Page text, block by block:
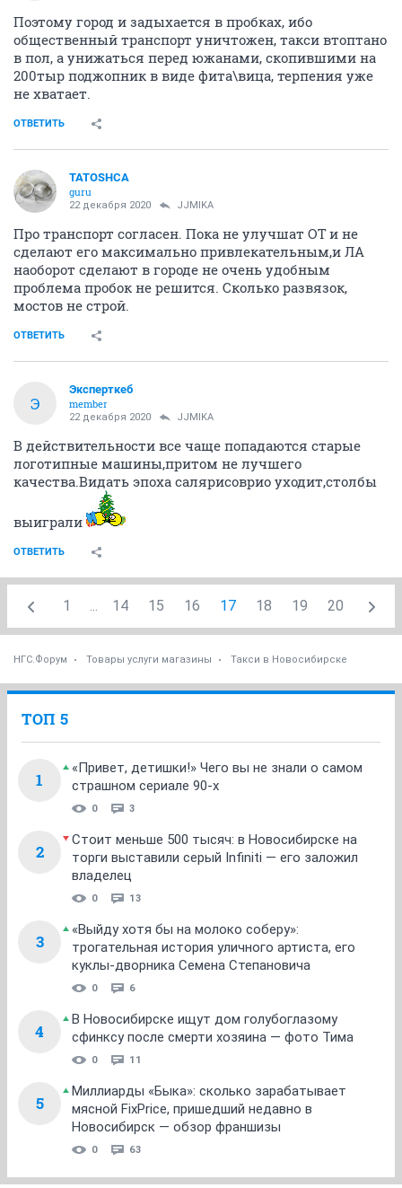
Поэтому город и задыхается в пробках, ибо
общественный транспорт уничтожен, такси втоптано
в пол, а унижаться перед южанами, скопившими на
200тыр поджопник в виде фита\вица, терпения уже
не хватает.
ОТВЕТИТЬ
TATOSHCA
guru
22 декабря 2020 JJMIKA
Про транспорт согласен. Пока не улучшат ОТ и не
сделают его максимально привлекательным,и ЛА
наоборот сделают в городе не очень удобным
проблема пробок не решится. Сколько развязок,
мостов не строй.
ОТВЕТИТЬ
Э
Эксперткеб
member
22 декабря 2020 JJMIKA
В действительности все чаще попадаются старые
логотипные машины,притом не лучшего
качества.Видать эпоха салярисоврио уходит,столбы
выиграли
ОТВЕТИТЬ
1 ... 14 15 16 17 18 19 20
НГС.Форум Товары услуги магазины Такси в Новосибирске
ТОП 5
1
«Привет, детишки!» Чего вы не знали о самом
страшном сериале 90-х
0 3
2
Стоит меньше 500 тысяч: в Новосибирске на
торги выставили серый Infiniti — его заложил
владелец
0 13
3
«Выйду хотя бы на молоко соберу»:
трогательная история уличного артиста, его
куклы-дворника Семена Степановича
0 6
4
В Новосибирске ищут дом голубоглазому
сфинксу после смерти хозяина — фото Тима
0 11
5
Миллиарды «Быка»: сколько зарабатывает
мясной FixPrice, пришедший недавно в
Новосибирск — обзор франшизы
0 63